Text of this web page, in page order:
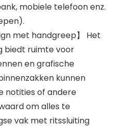
mobiele telefoon enz.
met handgreep】 Het
biedt ruimte voor
en grafische
kunnen
notities of andere
om alles te
vak met ritssluiting